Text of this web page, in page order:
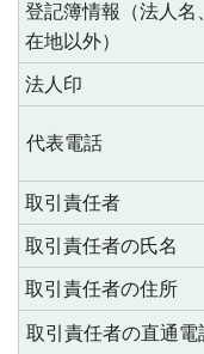
登記簿情報（法人名
在地以外）
法人印
代表電話
取引責任者
取引責任者の氏名
取引責任者の住所
取引責任者の直通電